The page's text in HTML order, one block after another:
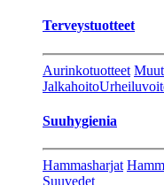
Terveystuotteet
Aurinkotuotteet
Jalkahoito
Suuhygienia
Hammasharjat
Suuvedet